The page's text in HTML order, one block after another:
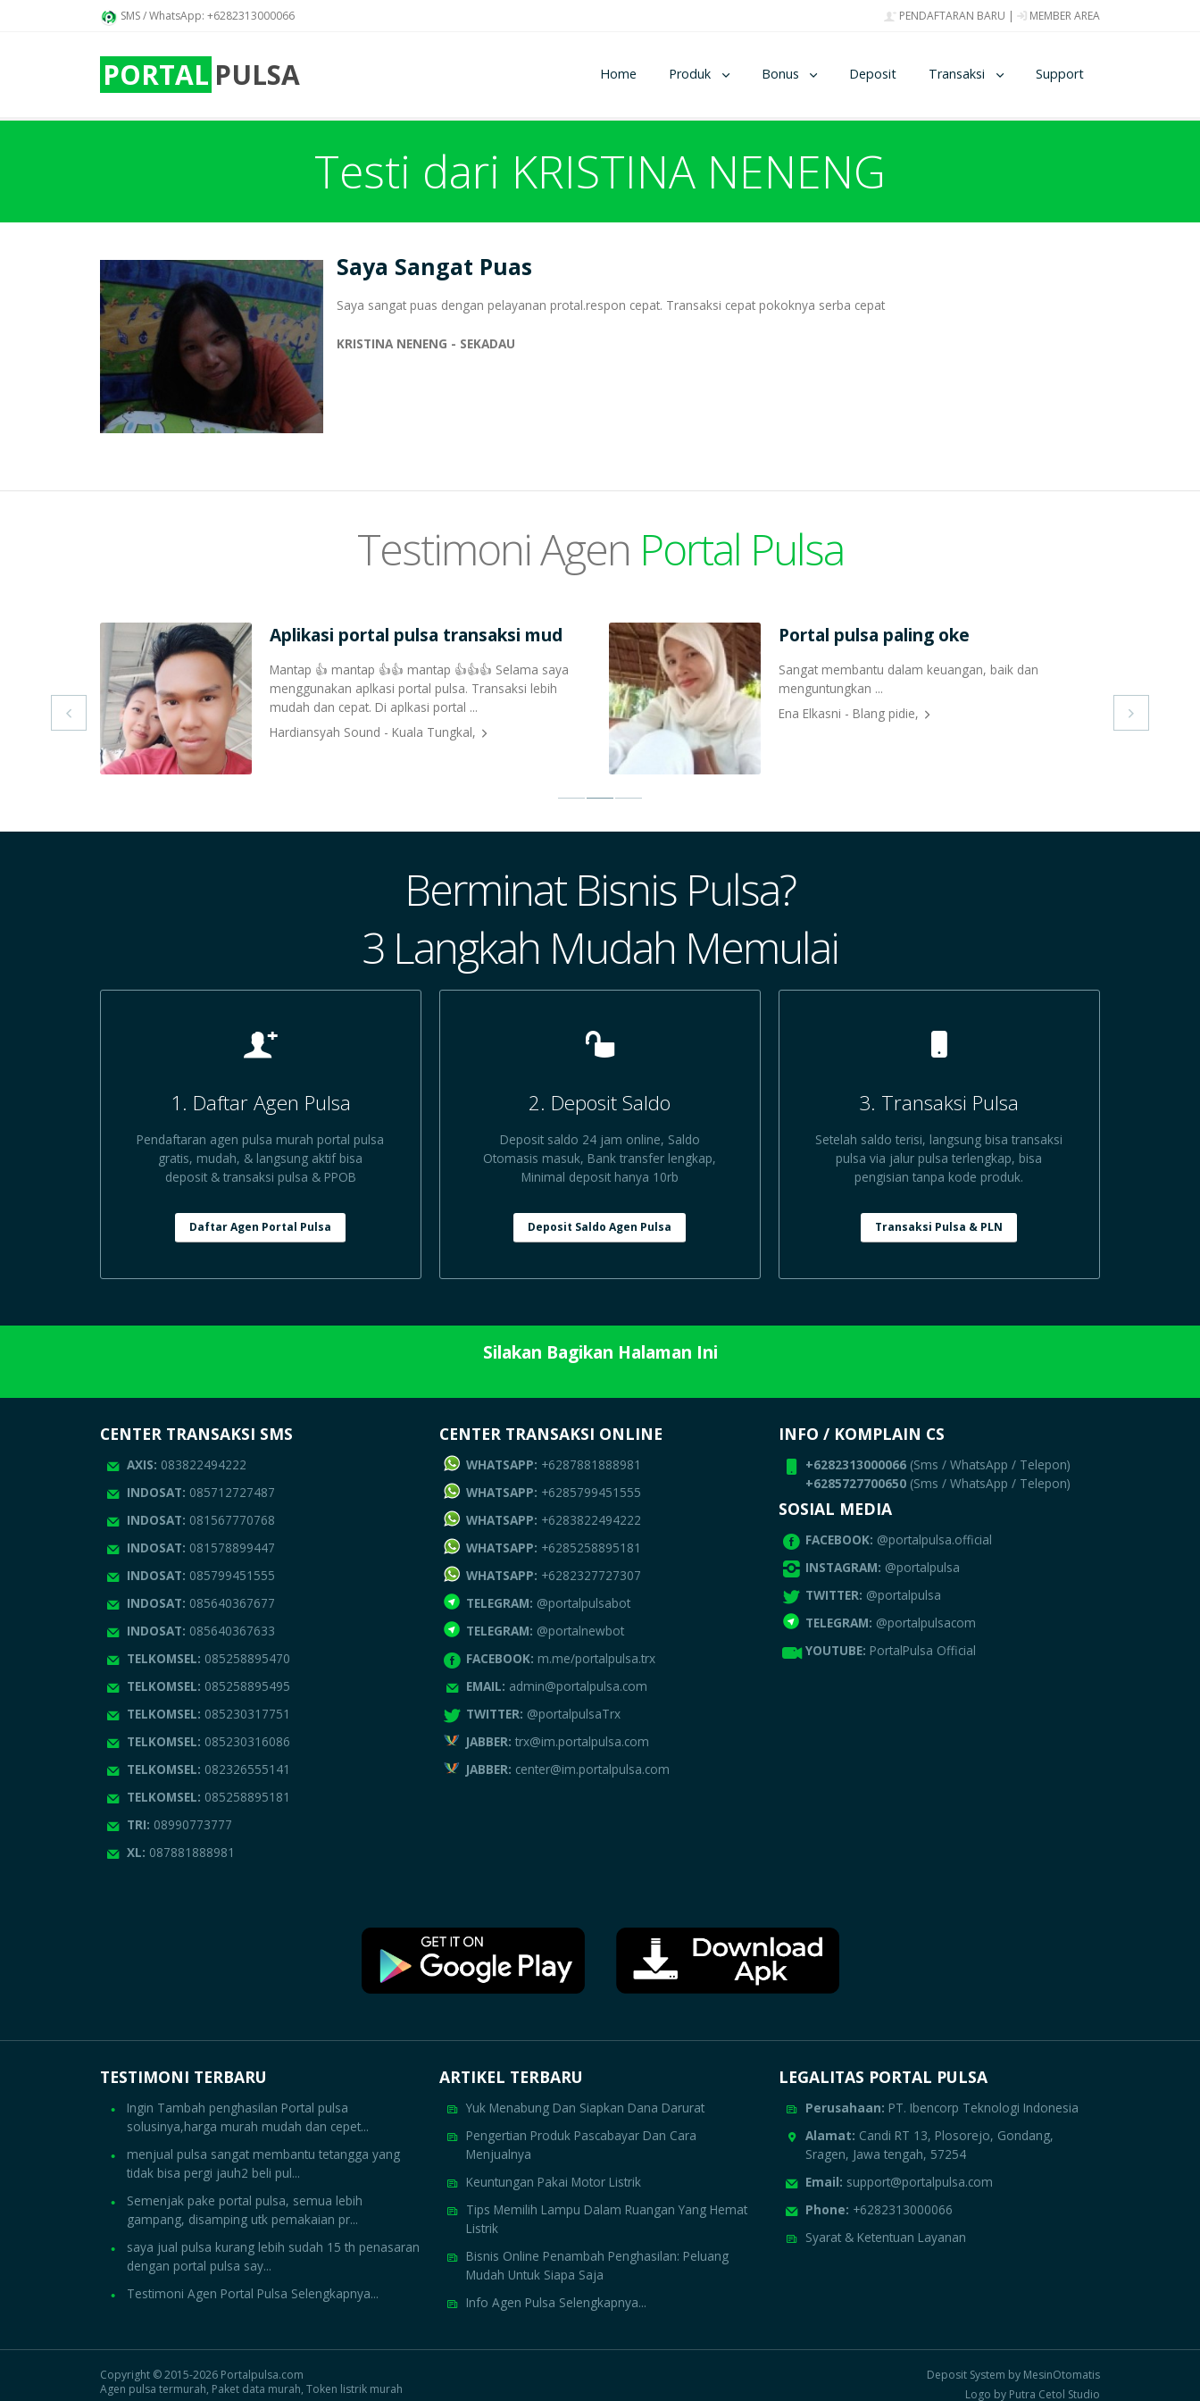
SMS / WhatsApp: +6282313000066 PENDAFTARAN BARU | MEMBER AREA
PORTAL PULSA Home Produk Bonus Deposit Transaksi Support
Testi dari KRISTINA NENENG
Saya Sangat Puas
Saya sangat puas dengan pelayanan protal.respon cepat. Transaksi cepat pokoknya serba cepat
KRISTINA NENENG - SEKADAU
Testimoni Agen Portal Pulsa
Aplikasi portal pulsa transaksi mud
Mantap 👍 mantap 👍👍 mantap 👍👍👍 Selama saya
menggunakan aplkasi portal pulsa. Transaksi lebih
mudah dan cepat. Di aplkasi portal ...
Hardiansyah Sound - Kuala Tungkal,
Portal pulsa paling oke
Sangat membantu dalam keuangan, baik dan
menguntungkan ...
Ena Elkasni - Blang pidie,
 
Berminat Bisnis Pulsa?
3 Langkah Mudah Memulai
1. Daftar Agen Pulsa
Pendaftaran agen pulsa murah portal pulsa
gratis, mudah, & langsung aktif bisa
deposit & transaksi pulsa & PPOB
Daftar Agen Portal Pulsa
2. Deposit Saldo
Deposit saldo 24 jam online, Saldo
Otomasis masuk, Bank transfer lengkap,
Minimal deposit hanya 10rb
Deposit Saldo Agen Pulsa
3. Transaksi Pulsa
Setelah saldo terisi, langsung bisa transaksi
pulsa via jalur pulsa terlengkap, bisa
pengisian tanpa kode produk.
Transaksi Pulsa & PLN
Silakan Bagikan Halaman Ini
CENTER TRANSAKSI SMS
AXIS: 083822494222
INDOSAT: 085712727487
INDOSAT: 081567770768
INDOSAT: 081578899447
INDOSAT: 085799451555
INDOSAT: 085640367677
INDOSAT: 085640367633
TELKOMSEL: 085258895470
TELKOMSEL: 085258895495
TELKOMSEL: 085230317751
TELKOMSEL: 085230316086
TELKOMSEL: 082326555141
TELKOMSEL: 085258895181
TRI: 08990773777
XL: 087881888981
CENTER TRANSAKSI ONLINE
WHATSAPP: +6287881888981
WHATSAPP: +6285799451555
WHATSAPP: +6283822494222
WHATSAPP: +6285258895181
WHATSAPP: +6282327727307
TELEGRAM: @portalpulsabot
TELEGRAM: @portalnewbot
FACEBOOK: m.me/portalpulsa.trx
EMAIL: admin@portalpulsa.com
TWITTER: @portalpulsaTrx
JABBER: trx@im.portalpulsa.com
JABBER: center@im.portalpulsa.com
INFO / KOMPLAIN CS
+6282313000066(Sms / WhatsApp / Telepon)
+6285727700650(Sms / WhatsApp / Telepon)
SOSIAL MEDIA
FACEBOOK: @portalpulsa.official
INSTAGRAM: @portalpulsa
TWITTER: @portalpulsa
TELEGRAM: @portalpulsacom
YOUTUBE: PortalPulsa Official
TESTIMONI TERBARU
Ingin Tambah penghasilan Portal pulsa
solusinya,harga murah mudah dan cepet...
menjual pulsa sangat membantu tetangga yang
tidak bisa pergi jauh2 beli pul...
Semenjak pake portal pulsa, semua lebih
gampang, disamping utk pemakaian pr...
saya jual pulsa kurang lebih sudah 15 th penasaran
dengan portal pulsa say...
Testimoni Agen Portal Pulsa Selengkapnya...
ARTIKEL TERBARU
Yuk Menabung Dan Siapkan Dana Darurat
Pengertian Produk Pascabayar Dan Cara
Menjualnya
Keuntungan Pakai Motor Listrik
Tips Memilih Lampu Dalam Ruangan Yang Hemat
Listrik
Bisnis Online Penambah Penghasilan: Peluang
Mudah Untuk Siapa Saja
Info Agen Pulsa Selengkapnya...
LEGALITAS PORTAL PULSA
Perusahaan: PT. Ibencorp Teknologi Indonesia
Alamat: Candi RT 13, Plosorejo, Gondang,
Sragen, Jawa tengah, 57254
Email: support@portalpulsa.com
Phone: +6282313000066
Syarat & Ketentuan Layanan
Copyright © 2015-2026 Portalpulsa.com
Agen pulsa termurah, Paket data murah, Token listrik murah
Deposit System by MesinOtomatis
Logo by Putra Cetol Studio